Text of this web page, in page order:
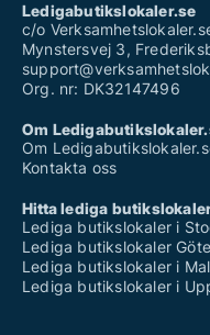
Ledigabutikslokaler.se
c/o
Mynstersvej 3,
Org. nr: DK32147496
Om
Om
Kontakta oss
Hitta lediga
Lediga butikslokaler i
Lediga butikslokaler
Lediga butikslokaler i
Lediga butikslokaler i